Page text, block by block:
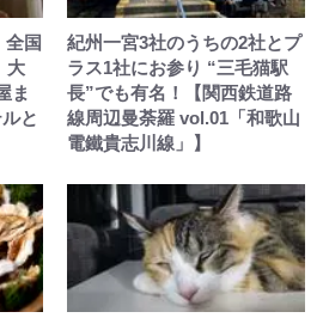
全国
大
ま
と
紀州一宮3社のうちの2社とプ
ラス1社にお参り “三毛猫駅
長”でも有名！【関西鉄道路
線周辺曼荼羅 vol.01「和歌山
電鐵貴志川線」】